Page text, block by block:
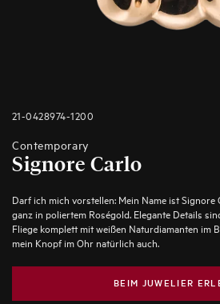
21-0428974-1200
Contemporary
Signore Carlo
Darf ich mich vorstellen: Mein Name ist
ganz in poliertem Roségold. Elegante Details
Fliege komplett mit weißen Naturdiamanten im
mein Knopf im Ohr natürlich auch.
BEIM JUWELIER